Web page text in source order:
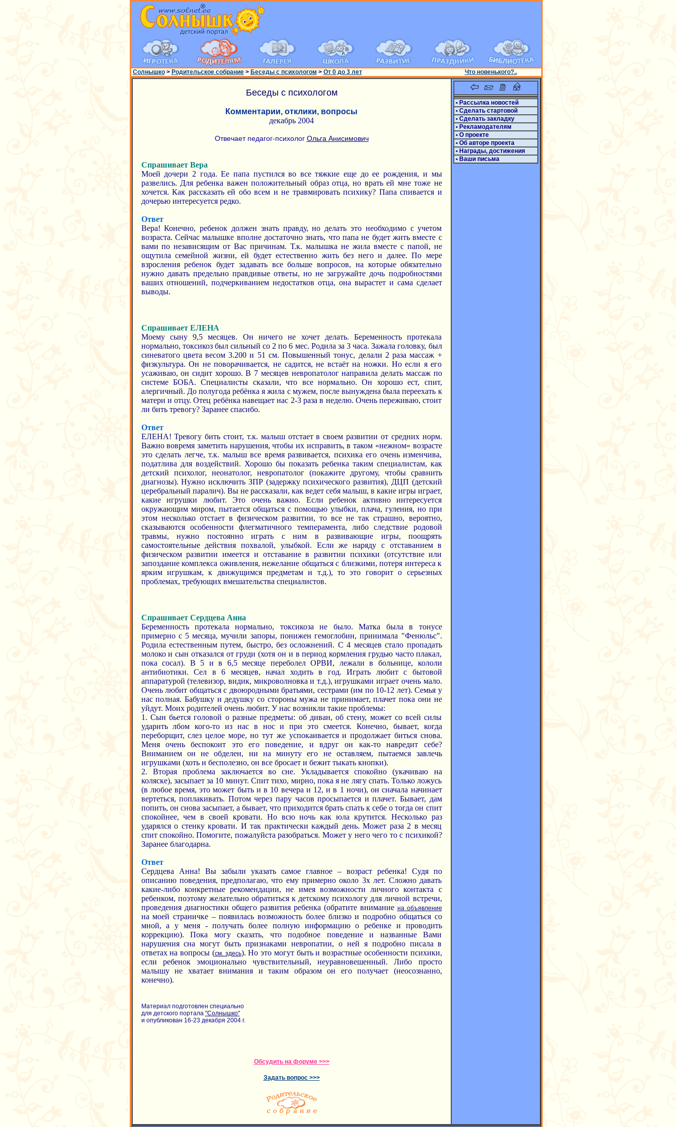
Солнышко> Родительское собрание> Беседы с психологом > От 0 до 3 лет Что новенького?..
Беседы с психологом
Комментарии, отклики, вопросы
декабрь 2004
Отвечает педагог-психолог Ольга Анисимович
Спрашивает Вера
Моей дочери 2 года. Ее папа пустился во все тяжкие еще до ее рождения, и мы
развелись. Для ребенка важен положительный образ отца, но врать ей мне тоже не
хочется. Как рассказать ей обо всем и не травмировать психику? Папа спивается и
дочерью интересуется редко.
Ответ
Вера! Конечно, ребенок должен знать правду, но делать это необходимо с учетом
возраста. Сейчас малышке вполне достаточно знать, что папа не будет жить вместе с
вами по независящим от Вас причинам. Т.к. малышка не жила вместе с папой, не
ощутила семейной жизни, ей будет естественно жить без него и далее. По мере
взросления ребенок будет задавать все больше вопросов, на которые обязательно
нужно давать предельно правдивые ответы, но не загружайте дочь подробностями
ваших отношений, подчеркиванием недостатков отца, она вырастет и сама сделает
выводы.
Спрашивает ЕЛЕНА
Моему сыну 9,5 месяцев. Он ничего не хочет делать. Беременность протекала
нормально, токсикоз был сильный со 2 по 6 мес. Родила за 3 часа. Зажала головку, был
синеватого цвета весом 3.200 и 51 см. Повышенный тонус, делали 2 раза массаж +
физкультура. Он не поворачивается, не садится, не встаёт на ножки. Но если я его
усаживаю, он сидит хорошо. В 7 месяцев невропатолог направила делать массаж по
системе БОБА. Специалисты сказали, что все нормально. Он хорошо ест, спит,
алергичный. До полугода ребёнка я жила с мужем, после вынуждена была переехать к
матери и отцу. Отец ребёнка навещает нас 2-3 раза в неделю. Очень переживаю, стоит
ли бить тревогу? Заранее спасибо.
Ответ
ЕЛЕНА! Тревогу бить стоит, т.к. малыш отстает в своем развитии от средних норм.
Важно вовремя заметить нарушения, чтобы их исправить, в таком «нежном» возрасте
это сделать легче, т.к. малыш все время развивается, психика его очень изменчива,
податлива для воздействий. Хорошо бы показать ребенка таким специалистам, как
детский психолог, неонатолог, невропатолог (покажите другому, чтобы сравнить
диагнозы). Нужно исключить ЗПР (задержку психического развития), ДЦП (детский
церебральный паралич). Вы не рассказали, как ведет себя малыш, в какие игры играет,
какие игрушки любит. Это очень важно. Если ребенок активно интересуется
окружающим миром, пытается общаться с помощью улыбки, плача, гуления, но при
этом несколько отстает в физическом развитии, то все не так страшно, вероятно,
сказываются особенности флегматичного темперамента, либо следствие родовой
травмы, нужно постоянно играть с ним в развивающие игры, поощрять
самостоятельные действия похвалой, улыбкой. Если же наряду с отставанием в
физическом развитии имеется и отставание в развитии психики (отсутствие или
запоздание комплекса оживления, нежелание общаться с близкими, потеря интереса к
ярким игрушкам, к движущимся предметам и т.д.), то это говорит о серьезных
проблемах, требующих вмешательства специалистов.
Спрашивает Сердцева Анна
Беременность протекала нормально, токсикоза не было. Матка была в тонусе
примерно с 5 месяца, мучили запоры, понижен гемоглобин, принимала "Фенюльс".
Родила естественным путем, быстро, без осложнений. С 4 месяцев стало пропадать
молоко и сын отказался от груди (хотя он и в период кормления грудью часто плакал,
пока сосал). В 5 и в 6,5 месяце переболел ОРВИ, лежали в больнице, кололи
антибиотики. Сел в 6 месяцев, начал ходить в год. Играть любит с бытовой
аппаратурой (телевизор, видик, микроволновка и т.д.), игрушками играет очень мало.
Очень любит общаться с двоюродными братьями, сестрами (им по 10-12 лет). Семья у
нас полная. Бабушку и дедушку со стороны мужа не принимает, плачет пока они не
уйдут. Моих родителей очень любит. У нас возникли такие проблемы:
1. Сын бьется головой о разные предметы: об диван, об стену, может со всей силы
ударить лбом кого-то из нас в нос и при это смеется. Конечно, бывает, когда
переборщит, слез целое море, но тут же успокаивается и продолжает биться снова.
Меня очень беспокоит это его поведение, и вдруг он как-то навредит себе?
Вниманием он не обделен, ни на минуту его не оставляем, пытаемся завлечь
игрушками (хоть и бесполезно, он все бросает и бежит тыкать кнопки).
2. Вторая проблема заключается во сне. Укладывается спокойно (укачиваю на
коляске), засыпает за 10 минут. Спит тихо, мирно, пока я не лягу спать. Только ложусь
(в любое время, это может быть и в 10 вечера и 12, и в 1 ночи), он сначала начинает
вертеться, поплакивать. Потом через пару часов просыпается и плачет. Бывает, дам
попить, он снова засыпает, а бывает, что приходится брать спать к себе о тогда он спит
спокойнее, чем в своей кровати. Но всю ночь как юла крутится. Несколько раз
ударялся о стенку кровати. И так практически каждый день. Может раза 2 в месяц
спит спокойно. Помогите, пожалуйста разобраться. Может у него чего то с психикой?
Заранее благодарна.
Ответ
Сердцева Анна! Вы забыли указать самое главное – возраст ребенка! Судя по
описанию поведения, предполагаю, что ему примерно около 3х лет. Сложно давать
какие-либо конкретные рекомендации, не имея возможности личного контакта с
ребенком, поэтому желательно обратиться к детскому психологу для личной встречи,
проведения диагностики общего развития ребенка (обратите внимание на объявление
на моей страничке – появилась возможность более близко и подробно общаться со
мной, а у меня - получать более полную информацию о ребенке и проводить
коррекцию). Пока могу сказать, что подобное поведение и названные Вами
нарушения сна могут быть признаками невропатии, о ней я подробно писала в
ответах на вопросы (см. здесь). Но это могут быть и возрастные особенности психики,
если ребенок эмоционально чувствительный, неуравновешенный. Либо просто
малышу не хватает внимания и таким образом он его получает (неосознанно,
конечно).
Материал подготовлен специально
для детского портала "Солнышко"
и опубликован 16-23 декабря 2004 г.
Обсудить на форуме >>>
Задать вопрос >>>
• Рассылка новостей
• Сделать стартовой
• Сделать закладку
• Рекламодателям
• О проекте
• Об авторе проекта
• Награды, достижения
• Ваши письма